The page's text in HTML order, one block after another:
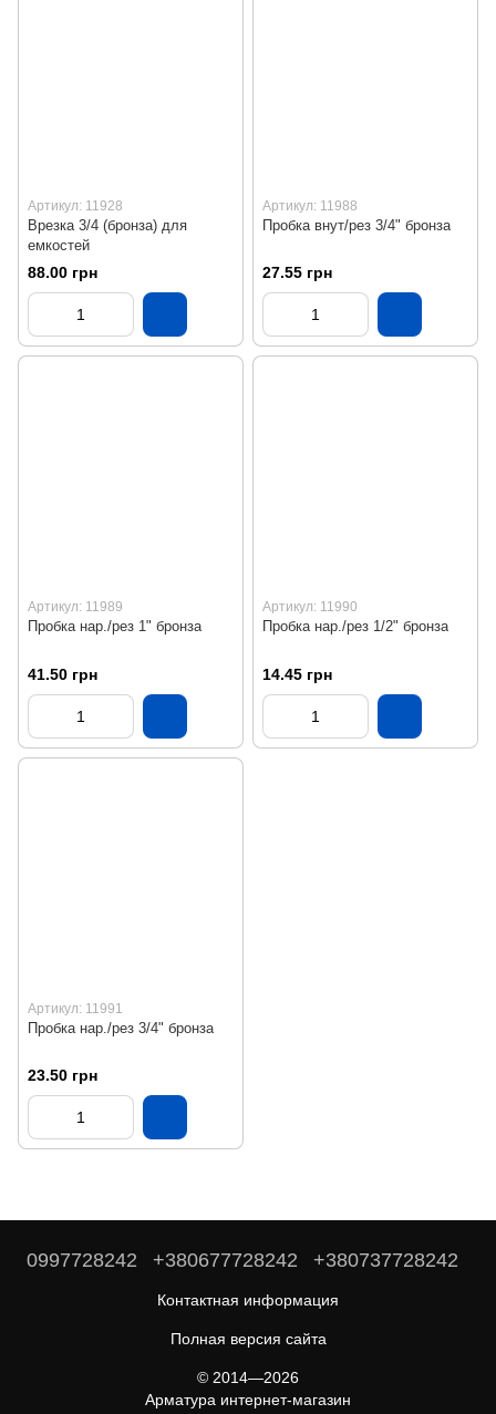
Артикул: 11928
Врезка 3/4 (бронза) для
емкостей
88.00 грн
Артикул: 11988
Пробка внут/рез 3/4" бронза
27.55 грн
Артикул: 11989
Пробка нар./рез 1" бронза
41.50 грн
Артикул: 11990
Пробка нар./рез 1/2" бронза
14.45 грн
Артикул: 11991
Пробка нар./рез 3/4" бронза
23.50 грн
0997728242 +380677728242 +380737728242
Контактная информация
Полная версия сайта
© 2014—2026
Арматура интернет-магазин